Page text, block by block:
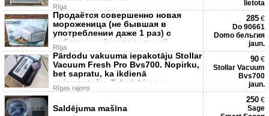
Rīga
lietota
Продаётся совершенно новая
мороженица (не бывшая в
употреблении даже 1 раз) с
собственной холодильной
установкой, корпус
Rīga
285 €
Do 90661
Domo бельгия
jaun.
Pārdodu vakuuma iepakotāju Stollar
Vacuum Fresh Pro Bvs700. Nopirku,
bet sapratu, ka ikdienā
neizmantošu. Tehniski un v
Rīgas rajons
90 €
Stollar Vacuum
Bvs700
jaun.
Saldējuma mašīna
250 €
Sage